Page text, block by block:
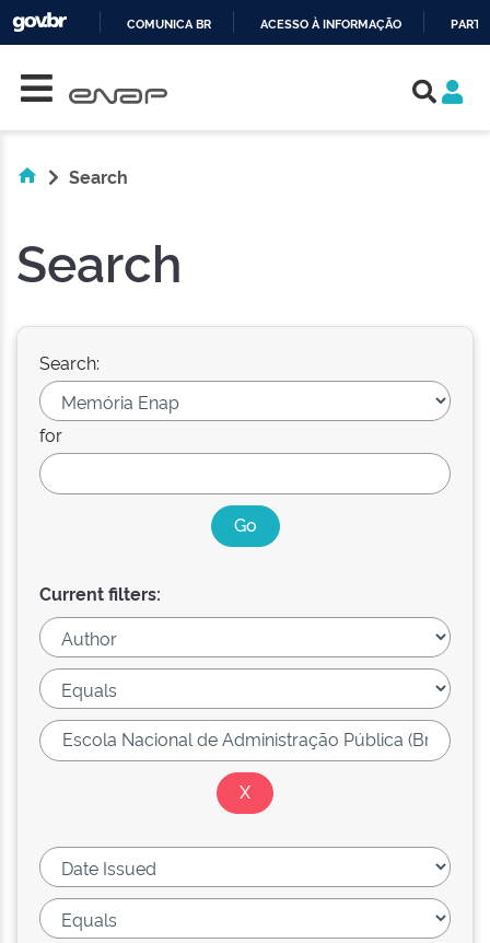
COMUNICA BR ACESSO À INFORMAÇÃO
Search
Search
Search:
for
Current filters: